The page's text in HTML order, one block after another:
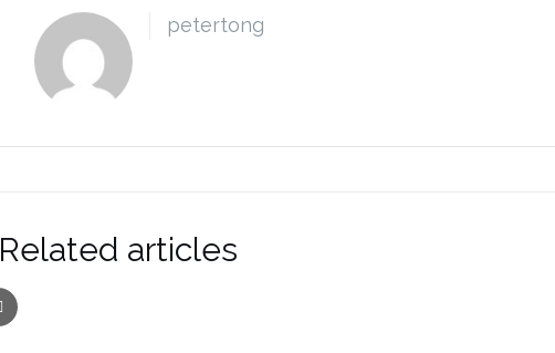
petertong
Related articles
Previous